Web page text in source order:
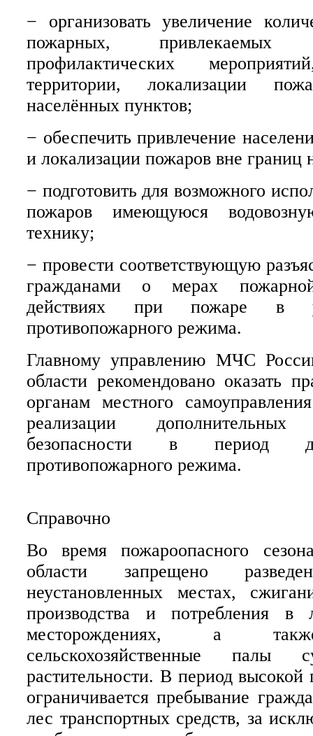
− организовать увеличение
пожарных,
профилактических
территории, локализации
населённых пунктов;
− обеспечить привлечение
и локализации пожаров вне границ
− подготовить для возможного
пожаров имеющуюся
технику;
− провести соответствующую
гражданами о мерах
действиях при пожаре в
противопожарного режима.
Главному управлению МЧС
области рекомендовано оказать
органам местного
реализации
безопасности в период
противопожарного режима.
Справочно
Во время пожароопасного
области запрещено
неустановленных местах,
производства и потребления в
месторождениях, а
сельскохозяйственные палы
растительности. В период
ограничивается пребывание
лес транспортных средств, за